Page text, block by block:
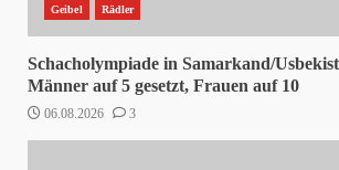
Geibel Rädler
Schacholympiade in Samarkand/
Männer auf 5 gesetzt, Frauen auf 10
06.08.2026 3